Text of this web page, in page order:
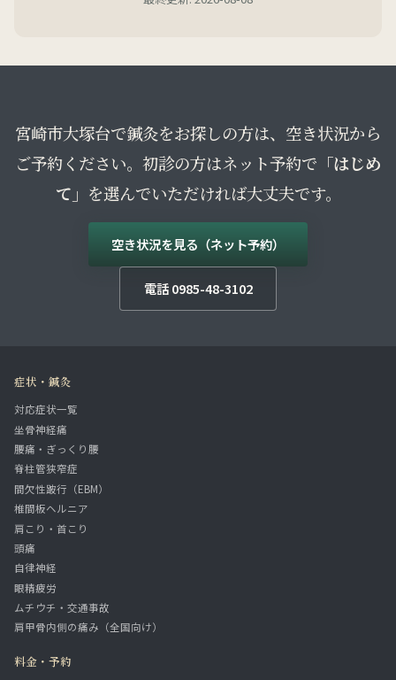
宮崎市大塚台で鍼灸をお探しの方は、空き状況から
ご予約ください。初診の方はネット予約で 「はじめ
て」 を選んでいただければ大丈夫です。
空き状況を見る（ネット予約）
電話 0985-48-3102
症状・鍼灸
対応症状一覧
坐骨神経痛
腰痛・ぎっくり腰
脊柱管狭窄症
間欠性跛行（EBM）
椎間板ヘルニア
肩こり・首こり
頭痛
自律神経
眼精疲労
ムチウチ・交通事故
肩甲骨内側の痛み（全国向け）
料金・予約